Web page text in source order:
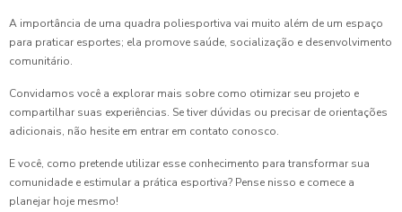
A importância de uma quadra poliesportiva vai muito além de um espaço
para praticar esportes; ela promove saúde, socialização e desenvolvimento
comunitário.
Convidamos você a explorar mais sobre como otimizar seu projeto e
compartilhar suas experiências. Se tiver dúvidas ou precisar de orientações
adicionais, não hesite em entrar em contato conosco.
E você, como pretende utilizar esse conhecimento para transformar sua
comunidade e estimular a prática esportiva? Pense nisso e comece a
planejar hoje mesmo!